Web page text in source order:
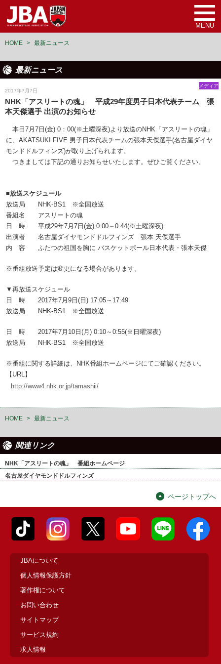
MENU
HOME > 最新ニュース
最新ニュース
2017年7月7日
メディア
NHK「アスリートの魂」 平成29年度男子日本代表チーム 張
本天傑選手 出演のお知らせ
本日7月7日(金) 0：00(※土曜深夜)より放送のNHK「アスリートの魂」
に、AKATSUKI FIVE 男子日本代表チームの張本天傑選手(名古屋ダイヤ
モンドドルフィンズ)が取り上げられます。
つきましては下記の通りお知らせいたします。ぜひご覧ください。
■放送スケジュール
放送局 NHK-BS1 ※全国放送
番組名 アスリートの魂
日 時 平成29年7月7日(金) 0:00～0:44(※土曜深夜)
出演者 名古屋ダイヤモンドドルフィンズ 張本 天傑選手
内 容 ふたつの祖国を胸に バスケットボール日本代表・張本天傑
※番組放送予定は変更になる場合があります。
▼再放送スケジュール
日 時 2017年7月9日(日) 17:05～17:49
放送局 NHK-BS1 ※全国放送
日 時 2017年7月10日(月) 0:10～0:55(※日曜深夜)
放送局 NHK-BS1 ※全国放送
※番組に関する詳細は、NHK番組ホームページにてご確認ください。
【URL】
http://www4.nhk.or.jp/tamashii/
HOME > 最新ニュース
関連リンク
NHK「アスリートの魂」 番組ホームページ
名古屋ダイヤモンドドルフィンズ
ページトップへ
JBAについて
個人情報保護方針
著作権について
お問い合わせ
サイトマップ
サービス規約
求人情報